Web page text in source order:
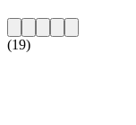
(19)